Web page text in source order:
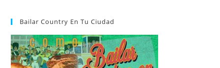
Bailar Country En Tu Ciudad